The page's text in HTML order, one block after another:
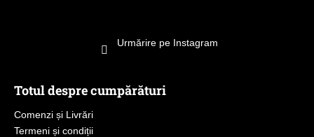
Urmărire pe Instagram
Totul despre cumpărături
Comenzi și Livrări
Termeni și condiții